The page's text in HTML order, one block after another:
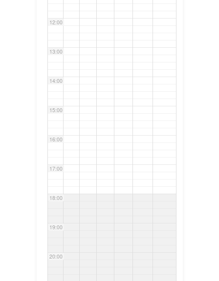
12:00
13:00
14:00
15:00
16:00
17:00
18:00
19:00
20:00